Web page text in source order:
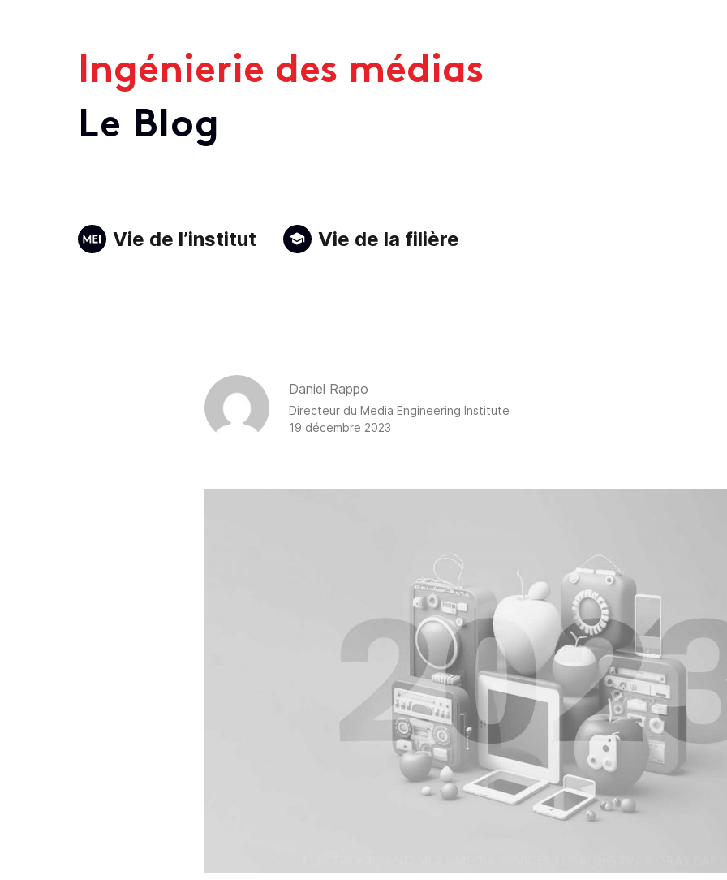
Ingénierie des médias
Le Blog
Primary
Navigation
Vie de l’institut Vie de la filière
Author
Daniel Rappo
Directeur du Media Engineering Institute
19 décembre 2023